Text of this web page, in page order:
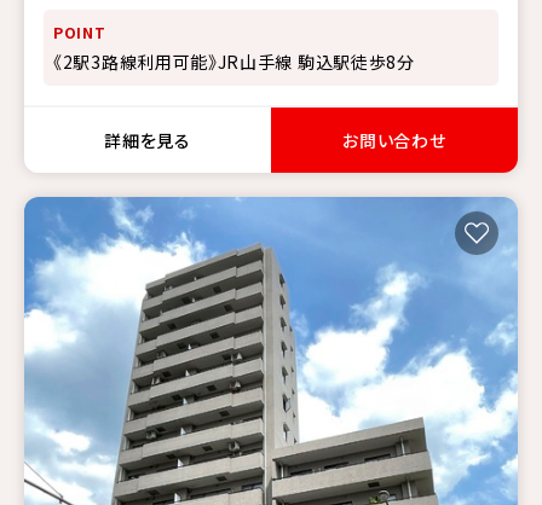
POINT
《2駅3路線利用可能》JR山手線 駒込駅徒歩8分
詳細を見る お問い合わせ